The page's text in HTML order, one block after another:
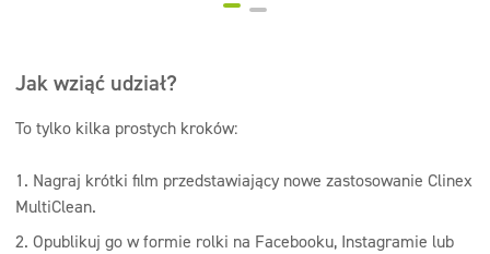
Jak wziąć udział?
To tylko kilka prostych kroków:
Nagraj krótki film przedstawiający nowe zastosowanie Clinex
MultiClean.
Opublikuj go w formie rolki na Facebooku, Instagramie lub